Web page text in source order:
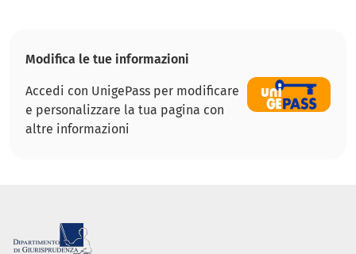
Modifica le tue informazioni
Accedi con UnigePass per modificare
e personalizzare la tua pagina con
altre informazioni